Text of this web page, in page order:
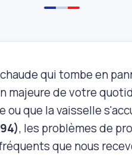
qui tombe en
majeure de votre
ou que la vaisselle
, les problèmes de
que nous